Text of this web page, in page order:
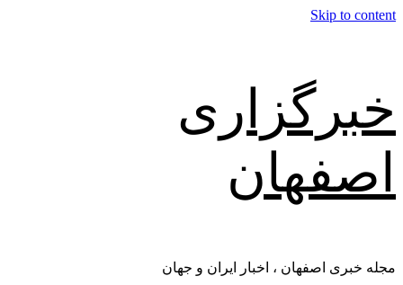
Skip to content
خبرگزاری
اصفهان
مجله خبری اصفهان ، اخبار ایران و جهان